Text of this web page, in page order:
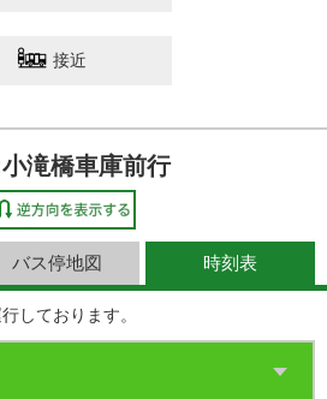
接近
滝橋車庫前行
バス停地図 時刻表
しております。